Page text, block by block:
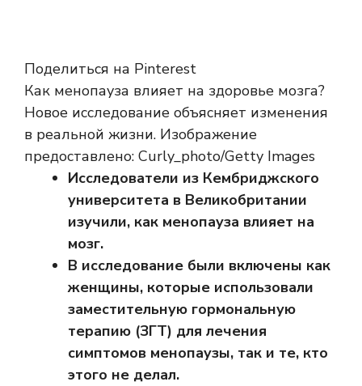
Поделиться на Pinterest
Как менопауза влияет на здоровье мозга?
Новое исследование объясняет изменения
в реальной жизни. Изображение
предоставлено: Curly_photo/Getty Images
Исследователи из Кембриджского
университета в Великобритании
изучили, как менопауза влияет на
мозг.
В исследование были включены как
женщины, которые использовали
заместительную гормональную
терапию (ЗГТ) для лечения
симптомов менопаузы, так и те, кто
этого не делал.